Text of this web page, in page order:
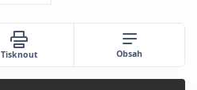
Tisknout Obsah